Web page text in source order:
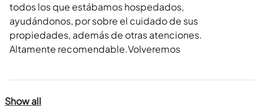
todos los que estábamos hospedados,
ayudándonos, por sobre el cuidado de sus
propiedades, además de otras atenciones.
Altamente recomendable.Volveremos
Show all